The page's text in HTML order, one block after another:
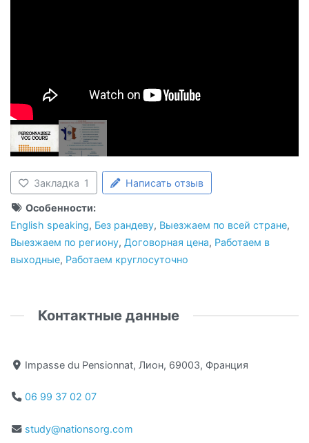
Закладка 1 Написать отзыв
Особенности:
English speaking, Без рандеву, Выезжаем по всей стране,
Выезжаем по региону, Договорная цена, Работаем в
выходные, Работаем круглосуточно
Контактные данные
Impasse du Pensionnat, Лион, 69003, Франция
06 99 37 02 07
study@nationsorg.com